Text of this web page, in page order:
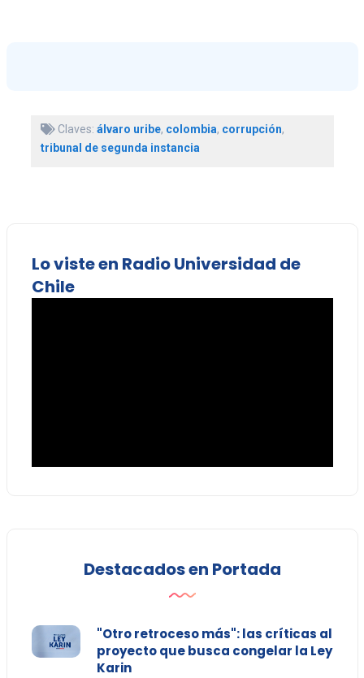
Claves: álvaro uribe, colombia, corrupción,
tribunal de segunda instancia
Lo viste en Radio Universidad de
Chile
Destacados en Portada
"Otro retroceso más": las críticas al
proyecto que busca congelar la Ley
Karin